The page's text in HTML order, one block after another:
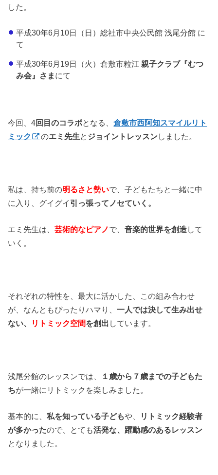
した。
平成30年6月10日（日）総社市中央公民館 浅尾分館 に
て
平成30年6月19日（火）倉敷市粒江 親子クラブ『むつ
み会』さま にて
今回、4回目のコラボとなる、倉敷市西阿知スマイルリト
ミック
のエミ先生と ジョイントレッスンしました。
私は、持ち前の明るさと勢いで、子どもたちと一緒に中
に入り、グイグイ 引っ張ってノセていく。
エミ先生は、芸術的なピアノで、音楽的世界を創造して
いく。
それぞれの特性を、最大に活かした、この組み合わせ
が、なんともぴったりハマり、一人では決して生み出せ
ない、
リトミック空間を創出 しています。
浅尾分館のレッスンでは、
１歳から７歳までの子どもた
ちが一緒にリトミックを楽しみました。
基本的に、私を知っている子どもや、
リトミック経験者
が多かったので、とても活発な、躍動感のあるレッスン
となりました。